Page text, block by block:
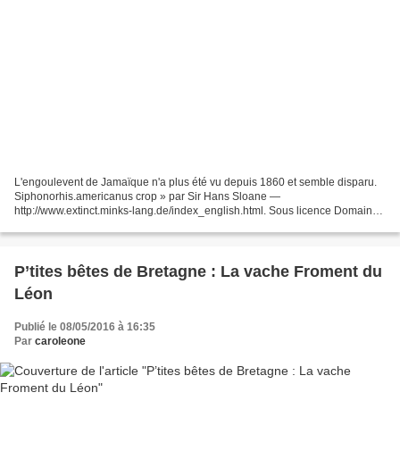
L'engoulevent de Jamaïque n'a plus été vu depuis 1860 et semble disparu.
Siphonorhis.americanus crop » par Sir Hans Sloane —
http://www.extinct.minks-lang.de/index_english.html. Sous licence Domaine
P’tites bêtes de Bretagne : La vache Froment du
Léon
Publié le 08/05/2016 à 16:35
Par caroleone